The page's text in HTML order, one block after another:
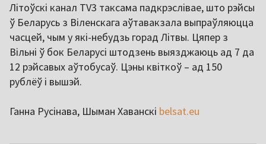
Літоўскі канал TV3 таксама падкрэслівае, што рэйсы
ў Беларусь з Віленскага аўтавакзала выпраўляюцца
часцей, чым у які-небудзь горад Літвы. Цяпер з
Вільні ў бок Беларусі штодзень выязджаюць ад 7 да
12 рэйсавых аўтобусаў. Цэны квіткоў – ад 150
рублёў і вышэй.
Ганна Русінава, Шыман Хаванскі belsat.eu